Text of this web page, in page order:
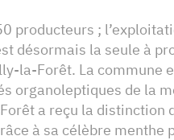
producteurs ;
désormais la seule à
la-Forêt. La commune
organoleptiques de la
a reçu la distinction
à sa célèbre menthe